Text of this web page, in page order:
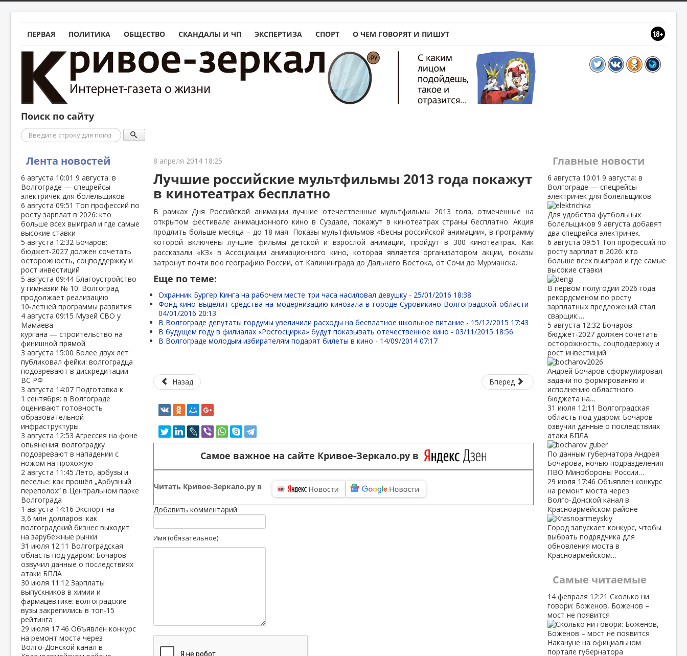
ПЕРВАЯ ПОЛИТИКА ОБЩЕСТВО СКАНДАЛЫ И ЧП ЭКСПЕРТИЗА СПОРТ О ЧЕМ ГОВОРЯТ И ПИШУТ
Поиск по сайту
Поиск
Лента новостей
6 августа 10:01 9 августа: в
Волгограде — спецрейсы
электричек для болельщиков
6 августа 09:51 Топ профессий по
росту зарплат в 2026: кто
больше всех выиграл и где самые
высокие ставки
5 августа 12:32 Бочаров:
бюджет‑2027 должен сочетать
осторожность, соцподдержку и
рост инвестиций
5 августа 09:44 Благоустройство
у гимназии № 10: Волгоград
продолжает реализацию
10‑летней программы развития
4 августа 09:15 Музей СВО у
Мамаева
кургана — строительство на
финишной прямой
3 августа 15:00 Более двух лет
публиковал фейки: волгоградца
подозревают в дискредитации
ВС РФ
3 августа 14:07 Подготовка к
1 сентября: в Волгограде
оценивают готовность
образовательной
инфраструктуры
3 августа 12:53 Агрессия на фоне
опьянения: волгоградку
подозревают в нападении с
ножом на прохожую
2 августа 11:45Лето, арбузы и
веселье: как прошёл „Арбузный
переполох“ в Центральном парке
Волгограда
1 августа 14:16 Экспорт на
3,6 млн долларов: как
волгоградский бизнес выходит
на зарубежные рынки
31 июля 12:11 Волгоградская
область под ударом: Бочаров
озвучил данные о последствиях
атаки БПЛА
30 июля 11:12 Зарплаты
выпускников в химии и
фармацевтике: волгоградские
вузы закрепились в топ‑15
рейтинга
29 июля 17:46 Объявлен конкурс
на ремонт моста через
Волго‑Донской канал в
8 апреля 2014 18:25
Лучшие российские мультфильмы 2013 года покажут
в кинотеатрах бесплатно
В рамках Дня Российской анимации лучшие отечественные мультфильмы 2013 гола, отмеченные на
открытом фестивале анимационного кино в Суздале, покажут в кинотеатрах страны бесплатно. Акция
продлить больше месяца – до 18 мая. Показы мультфильмов «Весны российской анимации», в программу
которой включены лучшие фильмы детской и взрослой анимации, пройдут в 300 кинотеатрах. Как
рассказали «КЗ» в Ассоциации анимационного кино, которая является организатором акции, показы
затронут почти всю географию России, от Калининграда до Дальнего Востока, от Сочи до Мурманска.
Еще по теме:
Охранник Бургер Кинга на рабочем месте три часа насиловал девушку - 25/01/2016 18:38
Фонд кино выделит средства на модернизацию кинозала в городе Суровикино Волгоградской области -
04/01/2016 20:13
В Волгограде депутаты гордумы увеличили расходы на бесплатное школьное питание - 15/12/2015 17:43
В будущем году в филиалах «Росгосцирка» будут показывать отечественное кино -03/11/2015 18:56
В Волгограде молодым избирателям подарят билеты в кино - 14/09/2014 07:17
Назад Вперед
Самое важное на сайте Кривое-Зеркало.ру в
Читать Кривое-Зеркало.ру в
Добавить комментарий
Имя (обязательное)
Главные новости
6 августа 10:01 9 августа: в
Волгограде — спецрейсы
электричек для болельщиков
Для удобства футбольных
болельщиков 9 августа добавят
два спецрейса электричек.
6 августа 09:51 Топ профессий по
росту зарплат в 2026: кто
больше всех выиграл и где самые
высокие ставки
В первом полугодии 2026 года
рекордсменом по росту
зарплатных предложений стал
сварщик:…
5 августа 12:32 Бочаров:
бюджет‑2027 должен сочетать
осторожность, соцподдержку и
рост инвестиций
Андрей Бочаров сформулировал
задачи по формированию и
исполнению областного
бюджета на…
31 июля 12:11 Волгоградская
область под ударом: Бочаров
озвучил данные о последствиях
атаки БПЛА
По данным губернатора Андрея
Бочарова, ночью подразделения
ПВО Минобороны России…
29 июля 17:46 Объявлен конкурс
на ремонт моста через
Волго‑Донской канал в
Красноармейском районе
Город запускает конкурс, чтобы
выбрать подрядчика для
обновления моста в
Красноармейском…
Самые читаемые
14 февраля 12:21 Сколько ни
говори: Боженов, Боженов –
мост не появится
Накануне на официальном
портале губернатора